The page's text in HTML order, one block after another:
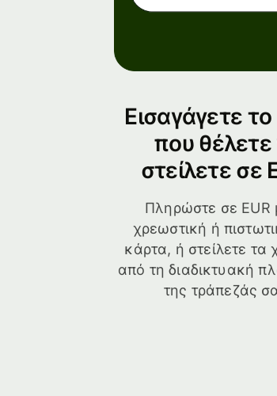
Εισαγάγετε
που θέλετε
στείλετε σε
Πληρώστε σε EUR
χρεωστική ή
κάρτα, ή στείλετε τα
από τη διαδικτυακή
της τράπεζάς